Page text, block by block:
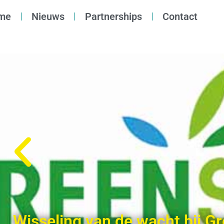
Nieuws Partnerships Contact